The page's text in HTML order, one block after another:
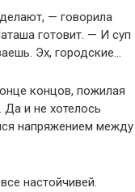
— говорила
готовит. — И суп
Эх, городские…
концов, пожилая
и не хотелось
напряжением между
настойчивей.